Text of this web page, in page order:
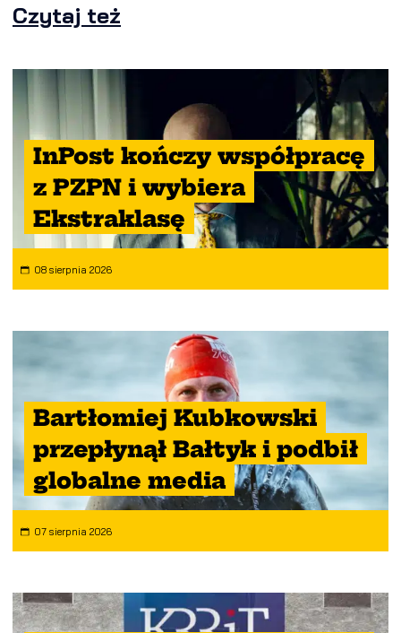
Czytaj też
InPost kończy współpracę
z PZPN i wybiera
Ekstraklasę
08 sierpnia 2026
Bartłomiej Kubkowski
przepłynął Bałtyk i podbił
globalne media
07 sierpnia 2026